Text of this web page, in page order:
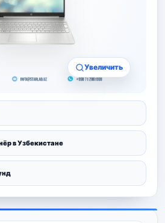
Увеличить
в Узбекистане